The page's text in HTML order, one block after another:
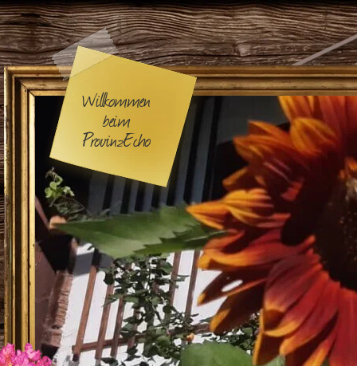
Willkommen
beim
ProvinzEcho